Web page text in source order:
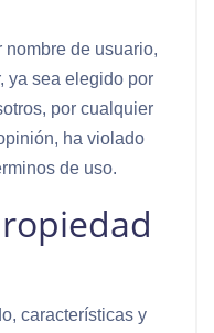
de usuario,
ya sea elegido por
por cualquier
ha violado
de uso.
características y